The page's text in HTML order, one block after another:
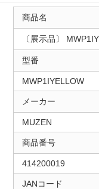
商品名
〔展示品〕
型番
MWP1IYELLOW
メーカー
MUZEN
商品番号
414200019
JANコード